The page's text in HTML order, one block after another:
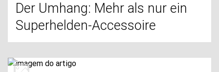
Der Umhang: Mehr als nur ein
Superhelden-Accessoire